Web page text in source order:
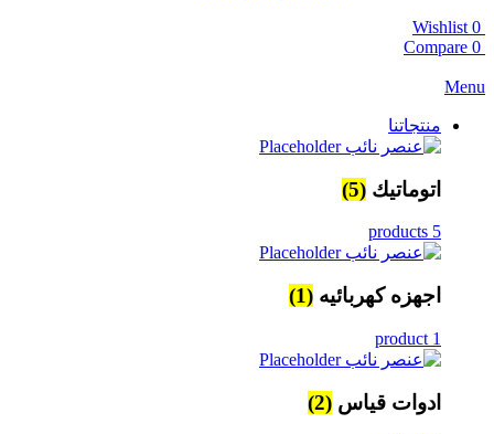
0
Wishlist
0
Compare
Menu
منتجاتنا
اتوماتيك (5)
5 products
اجهزه كهربائيه (1)
1 product
ادوات قياس (2)